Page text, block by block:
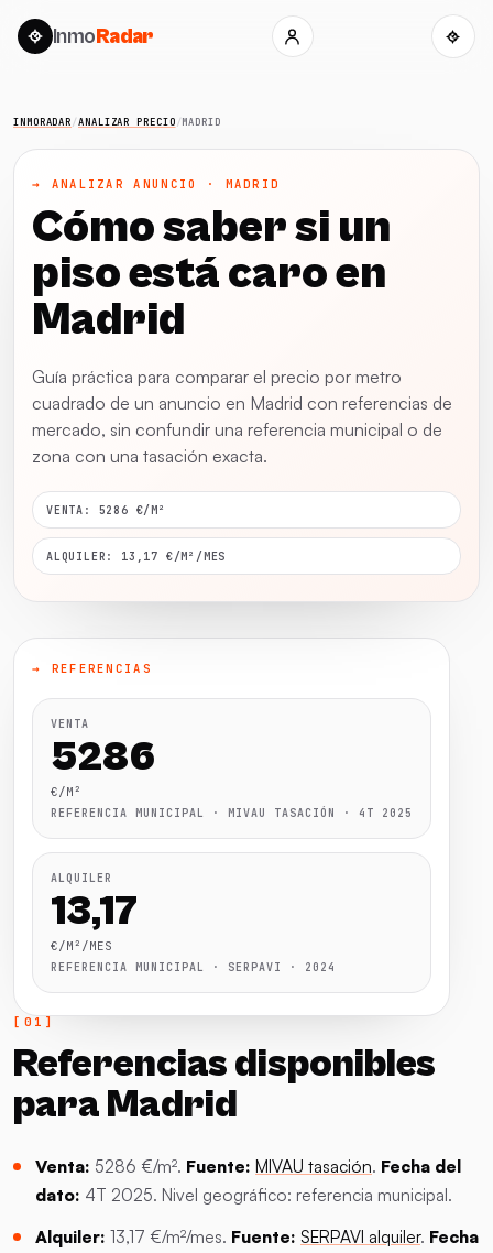
InmoRadar
INMORADAR/ANALIZAR PRECIO/MADRID
→ ANALIZAR ANUNCIO · MADRID
Cómo saber si un
piso está caro en
Madrid
Guía práctica para comparar el precio por metro
cuadrado de un anuncio en Madrid con referencias de
mercado, sin confundir una referencia municipal o de
zona con una tasación exacta.
VENTA: 5286 €/M²
ALQUILER: 13,17 €/M²/MES
→ REFERENCIAS
VENTA
5286
€/M²
REFERENCIA MUNICIPAL · MIVAU TASACIÓN · 4T 2025
ALQUILER
13,17
€/M²/MES
REFERENCIA MUNICIPAL · SERPAVI · 2024
Referencias disponibles
para Madrid
Venta: 5286 €/m². Fuente: MIVAU tasación. Fecha del
dato: 4T 2025. Nivel geográfico: referencia municipal.
Alquiler: 13,17 €/m²/mes. Fuente: SERPAVI alquiler. Fecha